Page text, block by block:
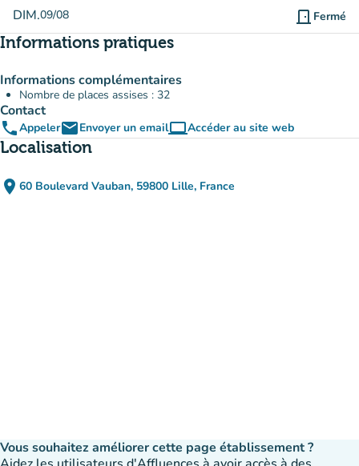
DIM.09/08 door_front Fermé
Informations pratiques
Informations complémentaires
Nombre de places assises : 32
Contact
phoneAppeleremailEnvoyer un emailcomputerAccéder au site web
(nouvel onglet)
Localisation
place 60 Boulevard Vauban, 59800 Lille, France
(ouvrir dans Google Maps)
(nouvel onglet)
Vous souhaitez améliorer cette page établissement ?